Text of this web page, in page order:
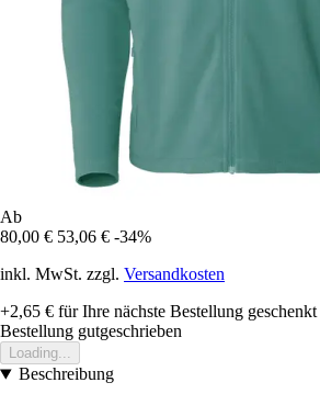
Ab
80,00 € 53,06 € -34%
inkl. MwSt. zzgl. Versandkosten
+2,65 € für Ihre nächste Bestellung geschenkt
Bestellung gutgeschrieben
Loading...
Beschreibung